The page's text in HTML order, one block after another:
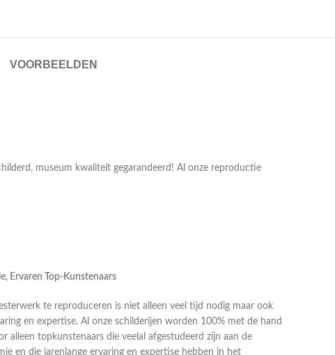
VOORBEELDEN
museum kwaliteit gegarandeerd! Al onze reproductie
Ervaren Top-Kunstenaars
te reproduceren is niet alleen veel tijd nodig maar ook
en expertise. Al onze schilderijen worden 100% met de hand
alleen topkunstenaars die veelal afgestudeerd zijn aan de
en die jarenlange ervaring en expertise hebben in het